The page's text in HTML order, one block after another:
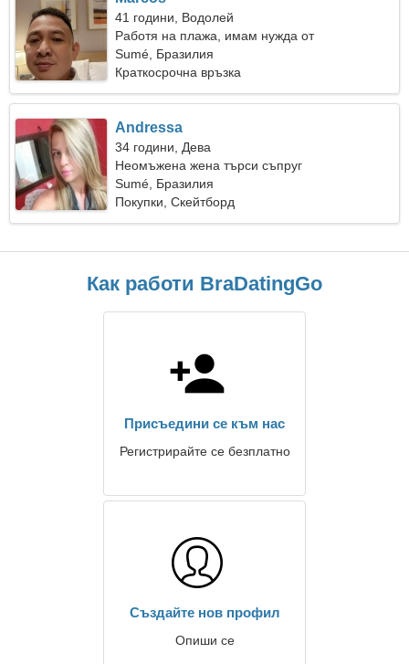
41 години, Водолей
Работя на плажа, имам нужда от
изключителна жена
Sumé, Бразилия
Краткосрочна връзка
Andressa
34 години, Дева
Неомъжена жена търси съпруг
Sumé, Бразилия
Покупки, Скейтборд
Как работи BraDatingGo
Присъедини се към нас
Регистрирайте се безплатно
Създайте нов профил
Опиши се